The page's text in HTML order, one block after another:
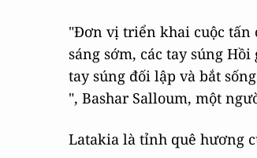
"Đơn vị triển khai cuộc tấn
sáng sớm, các tay súng
tay súng đối lập và bắt
", Bashar Salloum, một
Latakia là tỉnh quê hương